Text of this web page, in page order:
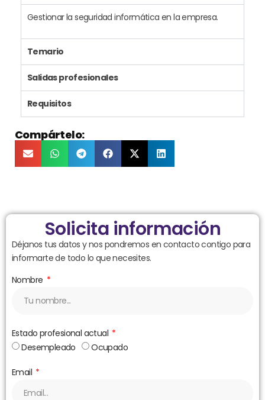
Gestionar la seguridad informática en la empresa.
Temario
Salidas profesionales
Requisitos
Compártelo:
Solicita información
Déjanos tus datos y nos pondremos en contacto contigo para
informarte de todo lo que necesites.
Nombre
Estado profesional actual
Desempleado
Ocupado
Email